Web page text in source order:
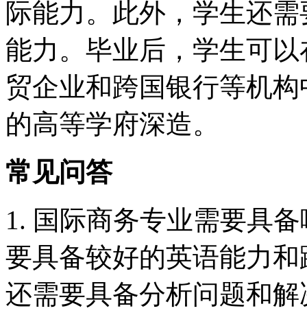
际能力。此外，学生还
能力。毕业后，学生可
贸企业和跨国银行等机
的高等学府深造。
常见问答
1. 国际商务专业需要具
要具备较好的英语能力
还需要具备分析问题和